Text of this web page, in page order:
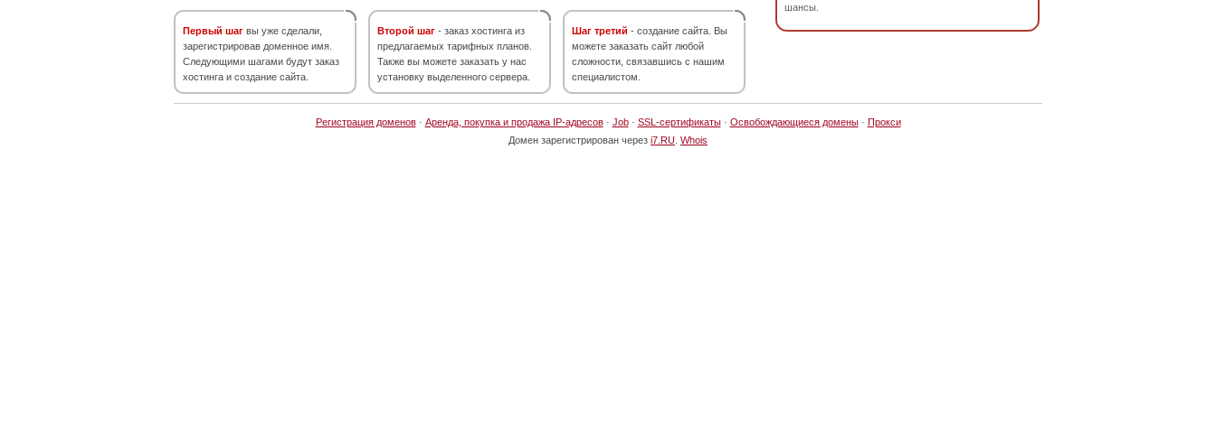
Первый шаг вы уже сделали,
зарегистрировав доменное имя.
Следующими шагами будут заказ
хостинга и создание сайта.
Второй шаг - заказ хостинга из
предлагаемых тарифных планов.
Также вы можете заказать у нас
установку выделенного сервера.
Шаг третий - создание сайта. Вы
можете заказать сайт любой
сложности, связавшись с нашим
специалистом.
шансы.
Регистрация доменов· Аренда, покупка и продажа IP-адресов· Job· SSL-сертификаты· Освобождающиеся домены· Прокси
Домен зарегистрирован через i7.RU Whois